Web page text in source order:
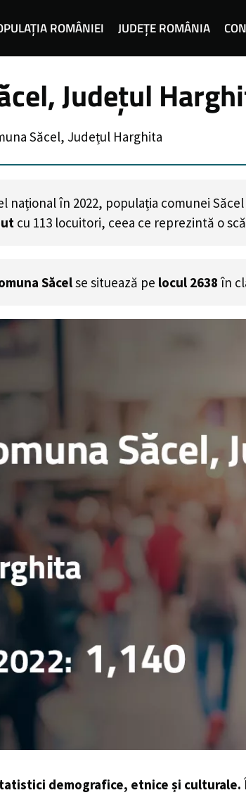
ROMÂNIEI JUDEȚE ROMÂNIA
Județul
Săcel, Județul Harghita
în 2022, populația comunei
cu 113 locuitori, ceea ce reprezintă o
Săcelse situează pe locul 2638 în
demografice, etnice și culturale.